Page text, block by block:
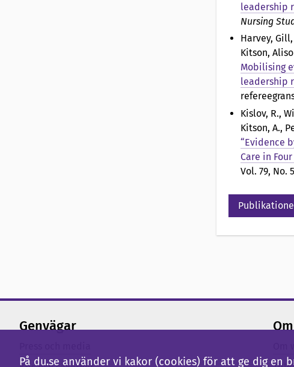
leadership
Nursing
Harvey,
Kitson,
Mobilising
leadership
Kislov, R.,
Kitson, A.,
“Evidence
Care in
Vol. 79, No.
Genvägar
På du.se använder vi kakor (cookies) för att ge dig en